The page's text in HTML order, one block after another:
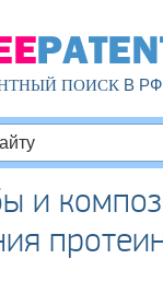
ПОИСКВ РФ
и